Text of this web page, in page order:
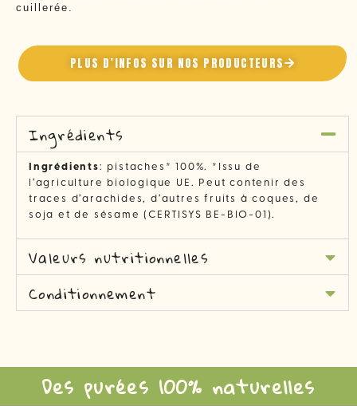
cuillerée.
PLUS D’INFOS SUR NOS PRODUCTEURS
Ingrédients
Ingrédients: pistaches* 100%. *Issu de
l’agriculture biologique UE. Peut contenir des
traces d’arachides, d’autres fruits à coques, de
soja et de sésame (CERTISYS BE-BIO-01).
Valeurs nutritionnelles
Conditionnement
Des purées 100% naturelles​